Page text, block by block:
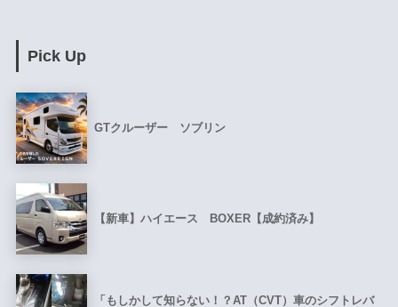
Pick Up
GTクルーザー ソブリン
【新車】ハイエース BOXER【成約済み】
「もしかして知らない！？AT（CVT）車のシフトレバ